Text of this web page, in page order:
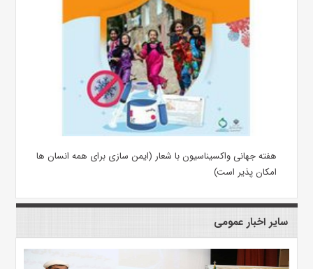
هفته جهانی واکسیناسیون با شعار (ایمن سازی برای همه انسان ها
امکان پذیر است)
سایر اخبار عمومی